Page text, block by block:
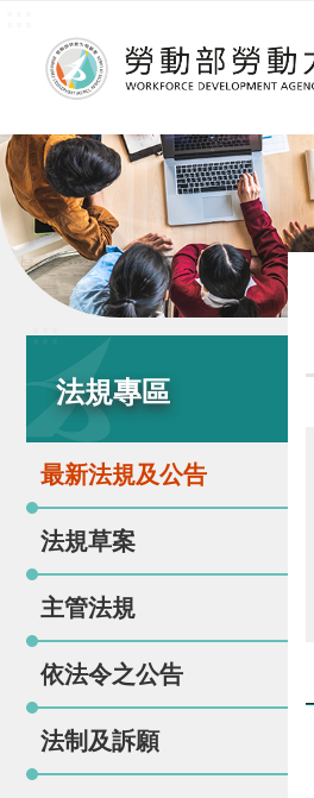
:::
法規專區
最新法規及公告
法規草案
主管法規
依法令之公告
法制及訴願